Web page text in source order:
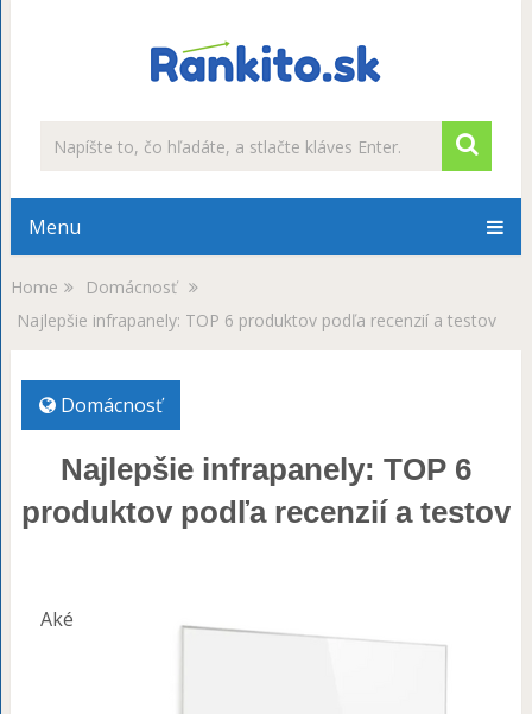
Menu
Home
Domácnosť
Najlepšie infrapanely: TOP 6 produktov podľa recenzií a testov
Domácnosť
Najlepšie infrapanely: TOP 6
produktov podľa recenzií a testov
Aké